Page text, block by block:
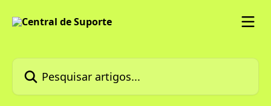
Pesquisar artigos...